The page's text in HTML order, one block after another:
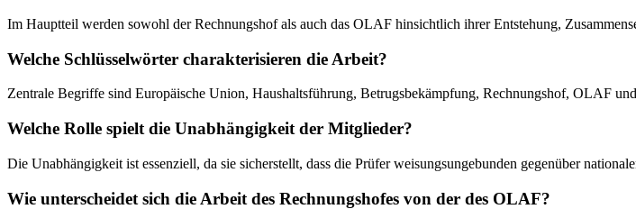
Im Hauptteil werden sowohl der Rechnungshof als auch das OLAF hinsichtlich ihrer Entstehung,
Welche Schlüsselwörter charakterisieren die Arbeit?
Zentrale Begriffe sind Europäische Union, Haushaltsführung, Betrugsbekämpfung, Rechnungshof, OLAF
Welche Rolle spielt die Unabhängigkeit der Mitglieder?
Die Unabhängigkeit ist essenziell, da sie sicherstellt, dass die Prüfer weisungsungebunden gegenüber
Wie unterscheidet sich die Arbeit des Rechnungshofes von der des OLAF?